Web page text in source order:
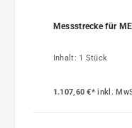
Messstrecke für
Inhalt: 1 Stück
1.107,60 €*inkl.